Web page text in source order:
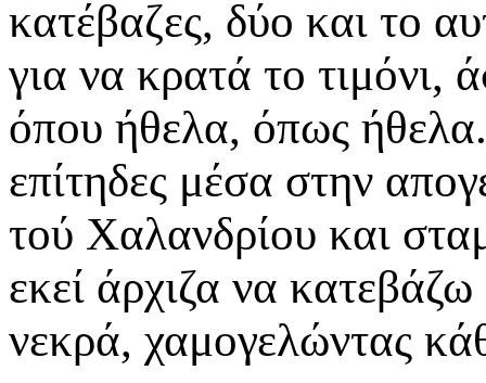
κατέβαζες, δύο και το
για να κρατά το τιμόνι,
όπου ήθελα, όπως
επίτηδες μέσα στην
τού Χαλανδρίου και
εκεί άρχιζα να
νεκρά, χαμογελώντας